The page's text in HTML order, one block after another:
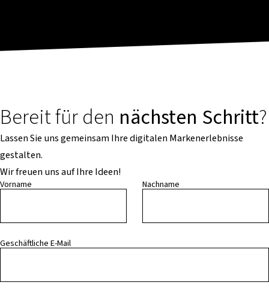
Bereit für den nächsten Schritt?
Lassen Sie uns gemeinsam Ihre digitalen Markenerlebnisse
gestalten.
Wir freuen uns auf Ihre Ideen!
Vorname Nachname
Geschäftliche E-Mail